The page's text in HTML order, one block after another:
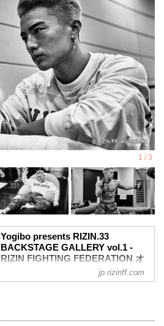
Yogibo presents RIZIN.33
BACKSTAGE GALLERY vol.1 -
RIZIN FIGHTING FEDERATION オ
第16試合 扇久保博正 vs. 朝倉海
jp.rizinff.com